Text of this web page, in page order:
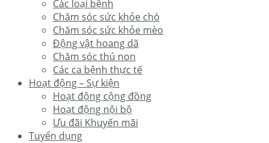
Các loại bệnh
Chăm sóc sức khỏe chó
Chăm sóc sức khỏe mèo
Động vật hoang dã
Chăm sóc thú non
Các ca bệnh thực tế
Hoạt động – Sự kiện
Hoạt động cộng đồng
Hoạt động nội bộ
Ưu đãi Khuyến mãi
Tuyển dụng